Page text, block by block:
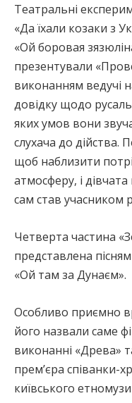
Театральні
«Да їхали козаки з
«Ой боровая
презентували
виконанням ведучі
довідку щодо
яких умов вони
слухача до дійства.
щоб наблизити
атмосферу, і
сам став учасником
Четверта частина
представлена
«Ой там за Дунаєм».
Особливо приємно
його назвали саме
виконанні «Древа»
прем’єра співанки-
київського